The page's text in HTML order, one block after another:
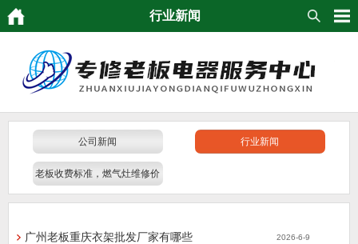
行业新闻
公司新闻 行业新闻
老板收费标准，燃气灶维修价
广州老板重庆衣架批发厂家有哪些 2026-6-9